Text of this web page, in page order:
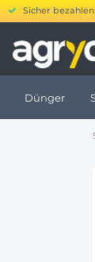
Sicher bezahlen
Dünger